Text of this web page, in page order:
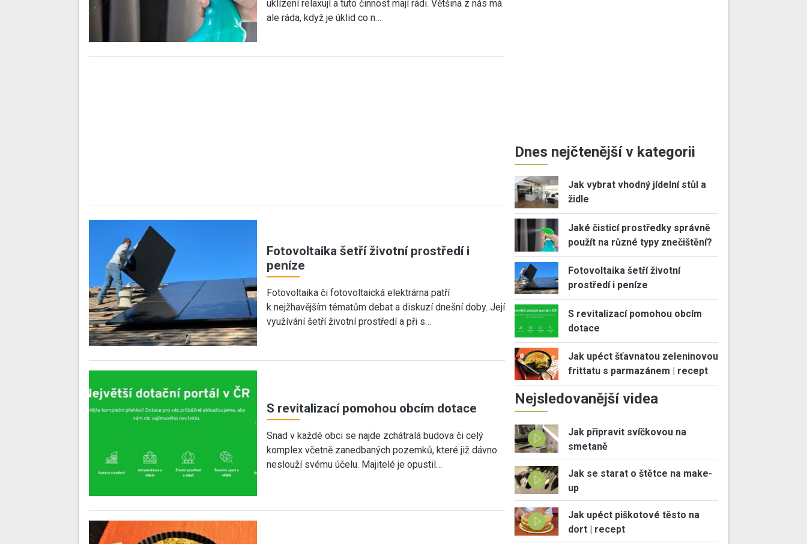
uklízení relaxují a tuto činnost mají rádi. Většina z nás má
ale ráda, když je úklid co n…
Fotovoltaika šetří životní prostředí i
peníze
Fotovoltaika či fotovoltaická elektrárna patří
k nejžhavějším tématům debat a diskuzí dnešní doby. Její
využívání šetří životní prostředí a při s…
S revitalizací pomohou obcím dotace
Snad v každé obci se najde zchátralá budova či celý
komplex včetně zanedbaných pozemků, které již dávno
neslouží svému účelu. Majitelé je opustil…
Dnes nejčtenější v kategorii
Jak vybrat vhodný jídelní stůl a
židle
Jaké čisticí prostředky správně
použít na různé typy znečištění?
Fotovoltaika šetří životní
prostředí i peníze
S revitalizací pomohou obcím
dotace
Jak upéct šťavnatou zeleninovou
frittatu s parmazánem | recept
Nejsledovanější videa
Jak připravit svíčkovou na
smetaně
Jak se starat o štětce na make-
up
Jak upéct piškotové těsto na
dort | recept